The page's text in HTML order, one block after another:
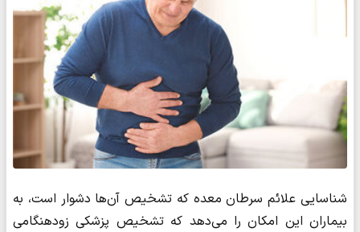
شناسایی علائم سرطان معده که تشخیص آن‌ها دشوار است، به
بیماران این امکان را می‌دهد که تشخیص پزشکی زودهنگامی